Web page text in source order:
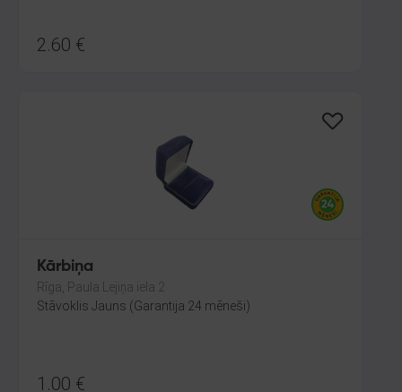
2.60 €
Kārbiņa
Rīga, Paula Lejiņa iela 2
Stāvoklis Jauns (Garantija 24 mēneši)
1.00 €